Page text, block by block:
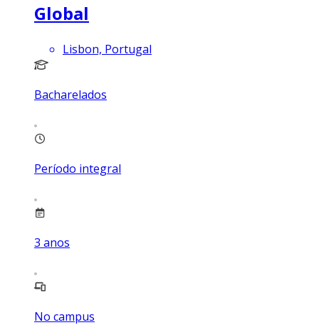
Global
Lisbon, Portugal
Bacharelados
Período integral
3 anos
No campus